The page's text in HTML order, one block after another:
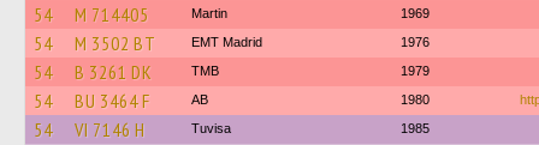
54 M 714405 Martin 1969
54 M 3502 BT EMT Madrid 1976
54 B 3261 DK TMB 1979
54 BU 3464 F AB 1980
54 VI 7146 H Tuvisa 1985